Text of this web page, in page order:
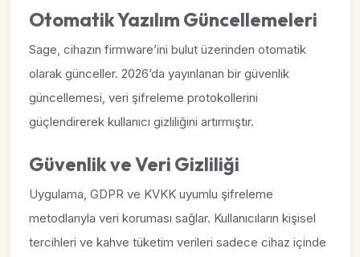
Otomatik Yazılım Güncellemeleri
Sage, cihazın firmware’ini bulut üzerinden otomatik
olarak günceller. 2026’da yayınlanan bir güvenlik
güncellemesi, veri şifreleme protokollerini
güçlendirerek kullanıcı gizliliğini artırmıştır.
Güvenlik ve Veri Gizliliği
Uygulama, GDPR ve KVKK uyumlu şifreleme
metodlarıyla veri koruması sağlar. Kullanıcıların kişisel
tercihleri ve kahve tüketim verileri sadece cihaz içinde